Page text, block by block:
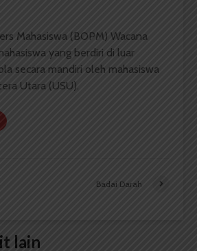
Mahasiswa (BOPM) Wacana
yang berdiri di luar
secara mandiri oleh mahasiswa
Utara (USU).
Badai Darah
lain